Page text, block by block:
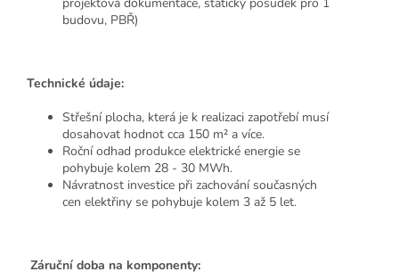
budovu, PBŘ)
Technické údaje:
Střešní plocha, která je k realizaci zapotřebí musí
dosahovat hodnot cca 150 m² a více.
Roční odhad produkce elektrické energie se
pohybuje kolem 28 - 30 MWh.
Návratnost investice při zachování současných
cen elektřiny se pohybuje kolem 3 až 5 let.
Záruční doba na komponenty: